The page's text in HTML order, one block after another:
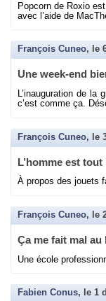
Pop­corn de Roxio
avec l’aide de
François Cuneo, le
Une week-end
L’inau­gu­ra­tion de
c’est comme ça.
François Cuneo, le
L’homme est
À pro­pos des jouets
François Cuneo, le
Ça me fait mal au
Une école
Fabien Conus, le 1